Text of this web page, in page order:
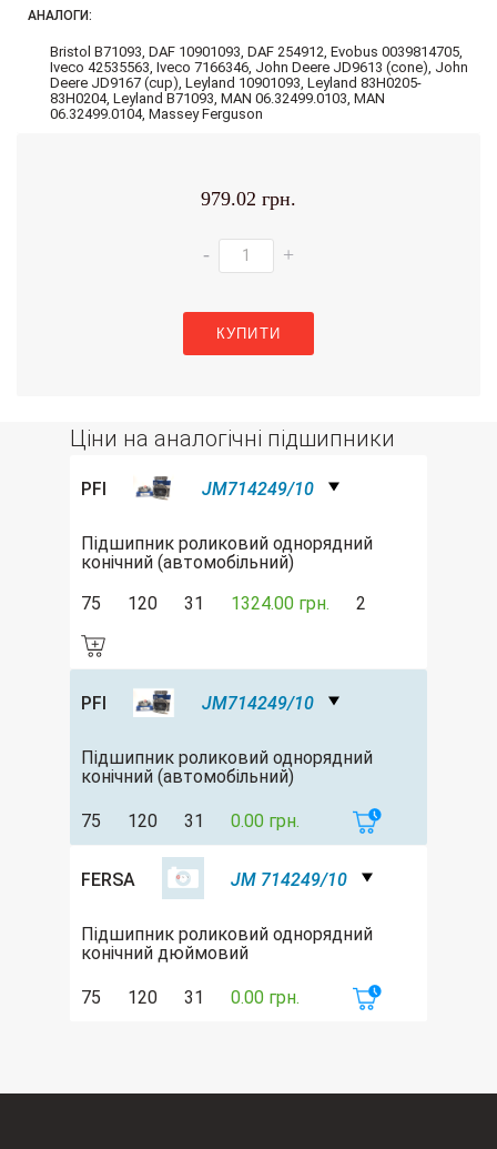
АНАЛОГИ:
Bristol B71093, DAF 10901093, DAF 254912, Evobus 0039814705,
Iveco 42535563, Iveco 7166346, John Deere JD9613 (cone), John
Deere JD9167 (cup), Leyland 10901093, Leyland 83H0205-
83H0204, Leyland B71093, MAN 06.32499.0103, MAN
06.32499.0104, Massey Ferguson
979.02 грн.
- +
КУПИТИ
Ціни на аналогічні підшипники
PFI JM714249/10
Підшипник роликовий однорядний
конічний (автомобільний)
75
120 31 1324.00 грн. 2
PFI JM714249/10
Підшипник роликовий однорядний
конічний (автомобільний)
75 120 31 0.00 грн.
FERSA JM 714249/10
Підшипник роликовий однорядний
конічний дюймовий
75 120 31 0.00 грн.